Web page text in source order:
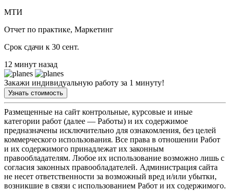
МТИ
Отчет по практике, Маркетинг
Срок сдачи к 30 сент.
12 минут назад
Закажи индивидуальную работу за 1 минуту!
Узнать стоимость
Размещенные на сайт контрольные, курсовые и иные
категории работ (далее — Работы) и их содержимое
предназначены исключительно для ознакомления, без целей
коммерческого использования. Все права в отношении Работ
и их содержимого принадлежат их законным
правообладателям. Любое их использование возможно лишь с
согласия законных правообладателей. Администрация сайта
не несет ответственности за возможный вред и/или убытки,
возникшие в связи с использованием Работ и их содержимого.